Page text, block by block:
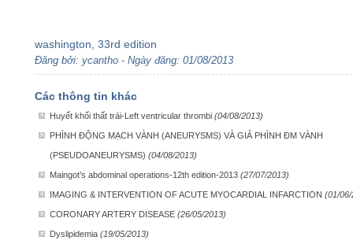
washington, 33rd edition
Đăng bởi: ycantho - Ngày đăng: 01/08/2013
Các thông tin khác
Huyết khối thất trái-Left ventricular thrombi (04/08/2013)
PHÌNH ĐỘNG MẠCH VÀNH (ANEURYSMS) VÀ GIẢ PHÌNH ĐM VÀNH
(PSEUDOANEURYSMS) (04/08/2013)
Maingot’s abdominal operations-12th edition-2013 (27/07/2013)
IMAGING & INTERVENTION OF ACUTE MYOCARDIAL INFARCTION (01/
CORONARY ARTERY DISEASE (26/05/2013)
Dyslipidemia (19/05/2013)